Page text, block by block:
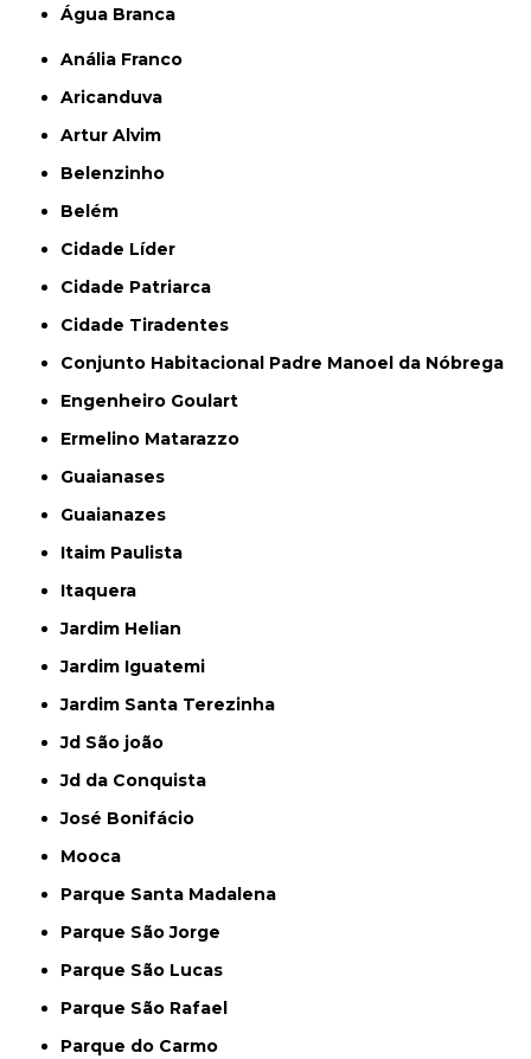
Água Branca
Anália Franco
Aricanduva
Artur Alvim
Belenzinho
Belém
Cidade Líder
Cidade Patriarca
Cidade Tiradentes
Conjunto Habitacional Padre Manoel da Nóbrega
Engenheiro Goulart
Ermelino Matarazzo
Guaianases
Guaianazes
Itaim Paulista
Itaquera
Jardim Helian
Jardim Iguatemi
Jardim Santa Terezinha
Jd São joão
Jd da Conquista
José Bonifácio
Mooca
Parque Santa Madalena
Parque São Jorge
Parque São Lucas
Parque São Rafael
Parque do Carmo